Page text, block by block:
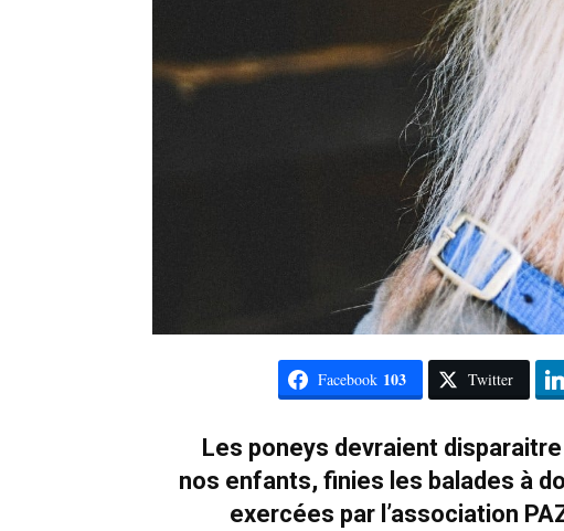
Facebook 103 Twitter
Les poneys devraient
nos enfants, finies les balades à
exercées par l’association